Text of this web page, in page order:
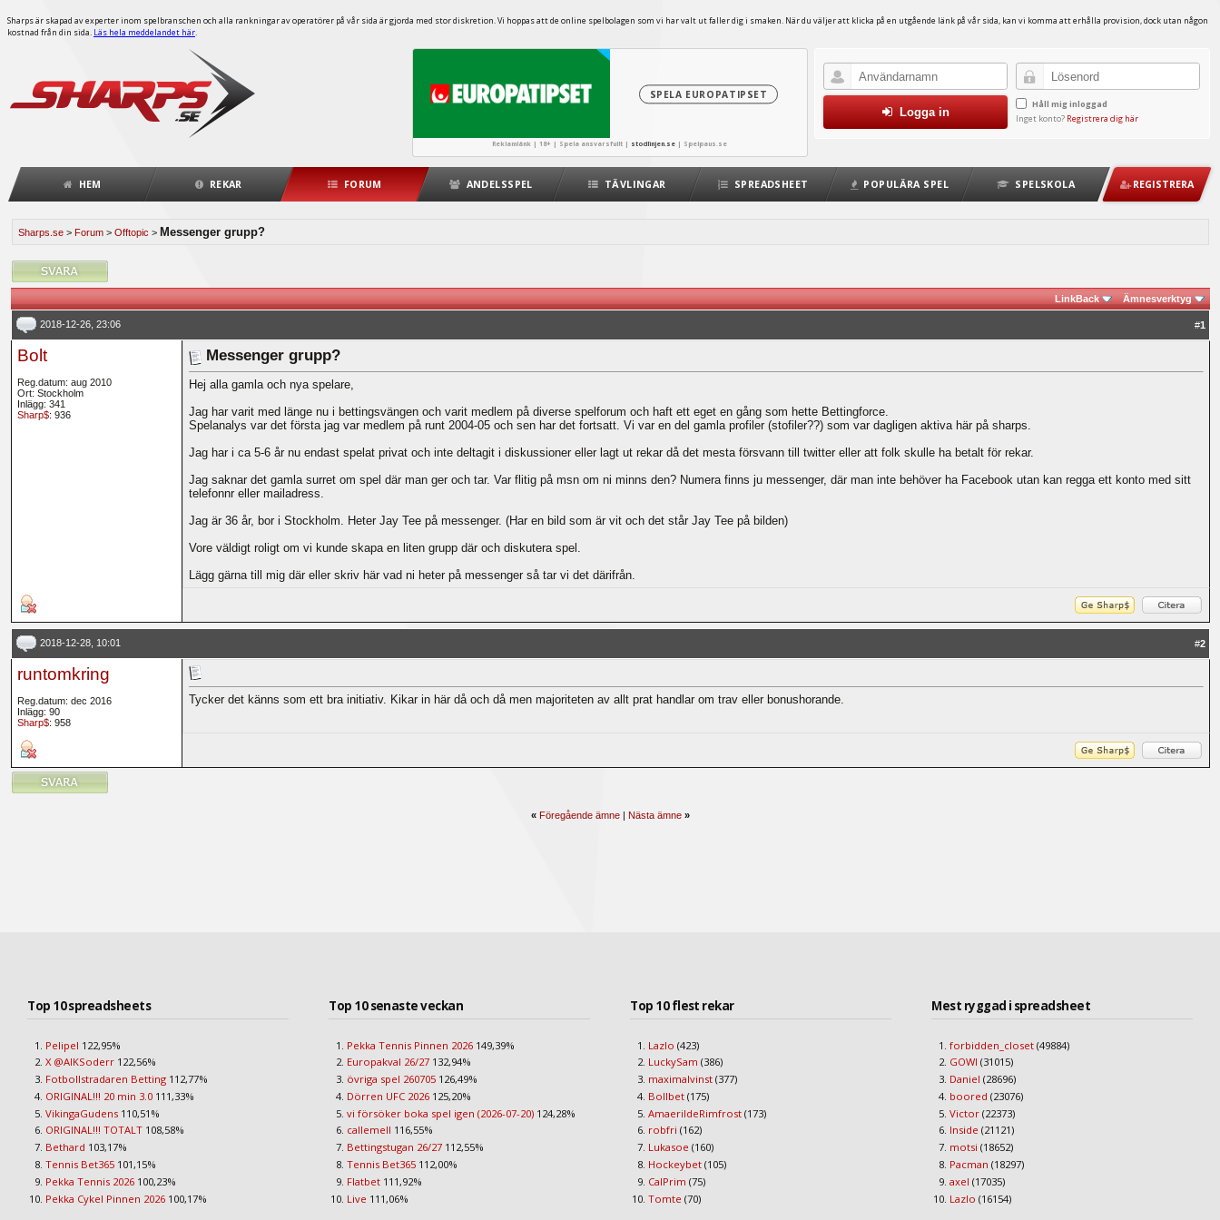
Sharps är skapad av experter inom spelbranschen och alla rankningar av operatörer på vår sida är gjorda med stor diskretion. Vi hoppas att de online spelbolagen som vi har valt ut faller dig i smaken. När du väljer att klicka på en utgående länk på vår sida, kan vi komma att erhålla provision, dock utan någon
kostnad från din sida. Läs hela meddelandet här.
SPELA EUROPATIPSET
Reklamlänk | 18+ | Spela ansvarsfullt | stodlinjen.se | Spelpaus.se
Håll mig inloggad
Inget konto? Registrera dig här
Logga in
HEM REKAR FORUM ANDELSSPEL TÄVLINGAR SPREADSHEET POPULÄRA SPEL SPELSKOLA REGISTRERA
Sharps.se > Forum > Offtopic > Messenger grupp?
LinkBack Ämnesverktyg
2018-12-26, 23:06 #1
Bolt
Reg.datum: aug 2010
Ort: Stockholm
Inlägg: 341
Sharp$: 936
Messenger grupp?
Hej alla gamla och nya spelare,
Jag har varit med länge nu i bettingsvängen och varit medlem på diverse spelforum och haft ett eget en gång som hette Bettingforce.
Spelanalys var det första jag var medlem på runt 2004-05 och sen har det fortsatt. Vi var en del gamla profiler (stofiler??) som var dagligen aktiva här på sharps.
Jag har i ca 5-6 år nu endast spelat privat och inte deltagit i diskussioner eller lagt ut rekar då det mesta försvann till twitter eller att folk skulle ha betalt för rekar.
Jag saknar det gamla surret om spel där man ger och tar. Var flitig på msn om ni minns den? Numera finns ju messenger, där man inte behöver ha Facebook utan kan regga ett konto med sitt
telefonnr eller mailadress.
Jag är 36 år, bor i Stockholm. Heter Jay Tee på messenger. (Har en bild som är vit och det står Jay Tee på bilden)
Vore väldigt roligt om vi kunde skapa en liten grupp där och diskutera spel.
Lägg gärna till mig där eller skriv här vad ni heter på messenger så tar vi det därifrån.
2018-12-28, 10:01 #2
runtomkring
Reg.datum: dec 2016
Inlägg: 90
Sharp$: 958
Tycker det känns som ett bra initiativ. Kikar in här då och då men majoriteten av allt prat handlar om trav eller bonushorande.
« Föregående ämne| Nästa ämne »
Top 10 spreadsheets
Pelipel 122,95%
X @AIKSoderr 122,56%
Fotbollstradaren Betting 112,77%
ORIGINAL!!! 20 min 3.0 111,33%
VikingaGudens 110,51%
ORIGINAL!!! TOTALT 108,58%
Bethard 103,17%
Tennis Bet365 101,15%
Pekka Tennis 2026 100,23%
Pekka Cykel Pinnen 2026 100,17%
Top 10 senaste veckan
Pekka Tennis Pinnen 2026 149,39%
Europakval 26/27 132,94%
övriga spel 260705 126,49%
Dörren UFC 2026 125,20%
vi försöker boka spel igen (2026-07-20) 124,28%
callemell 116,55%
Bettingstugan 26/27 112,55%
Tennis Bet365 112,00%
Flatbet 111,92%
Live 111,06%
Top 10 flest rekar
Lazlo (423)
LuckySam (386)
maximalvinst (377)
Bollbet (175)
AmaerildeRimfrost (173)
robfri (162)
Lukasoe (160)
Hockeybet (105)
CalPrim (75)
Tomte (70)
Mest ryggad i spreadsheet
forbidden_closet (49884)
GOWI (31015)
Daniel (28696)
boored (23076)
Victor (22373)
Inside (21121)
motsi (18652)
Pacman (18297)
axel (17035)
Lazlo (16154)